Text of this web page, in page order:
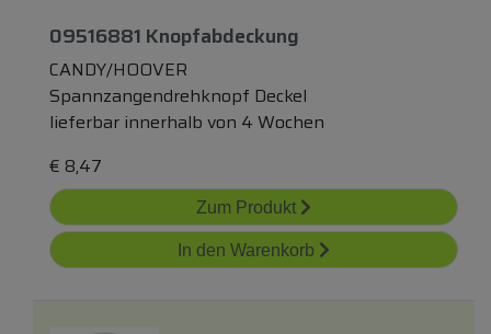
09516881 Knopfabdeckung
CANDY/HOOVER
Spannzangendrehknopf Deckel
lieferbar innerhalb von 4 Wochen
€ 8,47
Zum Produkt
In den Warenkorb